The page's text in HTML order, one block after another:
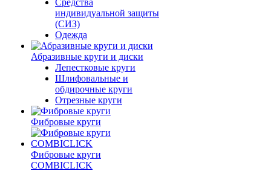
Средства
индивидуальной защиты
(СИЗ)
Одежда
Абразивные круги и диски
Лепестковые круги
Шлифовальные и
обдирочные круги
Отрезные круги
Фибровые круги
Фибровые круги
COMBICLICK